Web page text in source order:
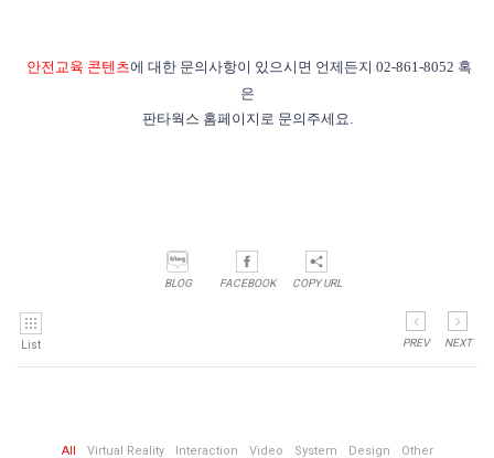
안전교육 콘텐츠에 대한 문의사항이 있으시면 언제든지 02-861-8052 혹
은
판타웍스 홈페이지 로 문의주세요.
BLOG FACEBOOK COPY URL
List PREV NEXT
All Virtual Reality Interaction Video System Design Other